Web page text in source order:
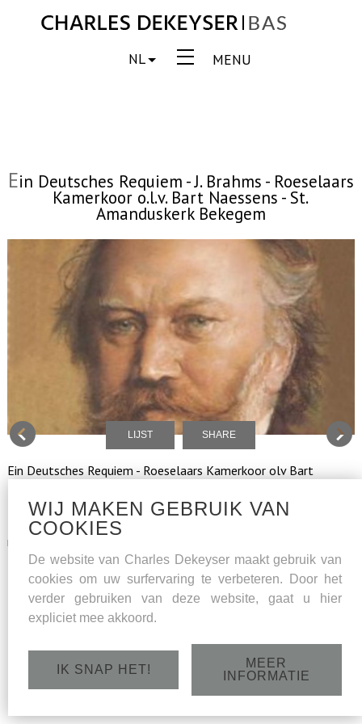
MENU
NL
Ein Deutsches Requiem - J. Brahms - Roeselaars
Kamerkoor o.l.v. Bart Naessens - St.
Amanduskerk Bekegem
LIJST SHARE
Ein Deutsches Requiem - Roeselaars Kamerkoor olv Bart
Dekeyser
reservaties : 059 29 97 77
zondag 30 oktober 2016 - St.Amanduskerk,
Bevrijdingsstraat 1, 8480 Bekegem - 18u
WIJ MAKEN GEBRUIK VAN
COOKIES
De website van Charles Dekeyser maakt gebruik van
cookies om uw surfervaring te verbeteren. Door het
verder gebruiken van deze website, gaat u hier
expliciet mee akkoord.
IK SNAP HET!
MEER
INFORMATIE